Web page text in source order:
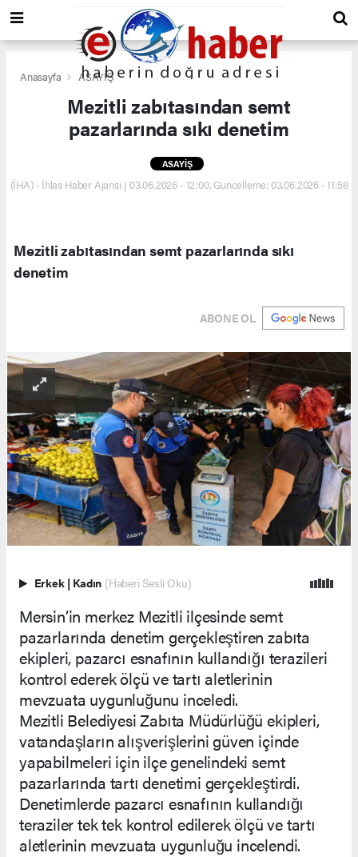
Anasayfa ASAYİŞ
Mezitli zabıtasından semt
pazarlarında sıkı denetim
ASAYİŞ
(İHA) - İhlas Haber Ajansı | 03.06.2026 - 12:00, Güncelleme: 03.06.2026 - 11:58
Mezitli zabıtasından semt pazarlarında sıkı
denetim
ABONE OL
Erkek | Kadın (Haberi Sesli Oku)
Mersin’in merkez Mezitli ilçesinde semt
pazarlarında denetim gerçekleştiren zabıta
ekipleri, pazarcı esnafının kullandığı terazileri
kontrol ederek ölçü ve tartı aletlerinin
mevzuata uygunluğunu inceledi.
Mezitli Belediyesi Zabıta Müdürlüğü ekipleri,
vatandaşların alışverişlerini güven içinde
yapabilmeleri için ilçe genelindeki semt
pazarlarında tartı denetimi gerçekleştirdi.
Denetimlerde pazarcı esnafının kullandığı
teraziler tek tek kontrol edilerek ölçü ve tartı
aletlerinin mevzuata uygunluğu incelendi.